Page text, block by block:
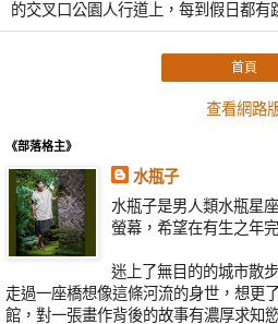
的交叉口公園人行道上，每到假日都有
首頁
查看網路
《部落格主》
水瓶子
水瓶子是男人類水瓶星
螢幕，希望在有生之年
迷上了無目的的城市散
走過一座橋想像這條河流的身世，想更
館，對一張畫作背後的故事有濃厚求知